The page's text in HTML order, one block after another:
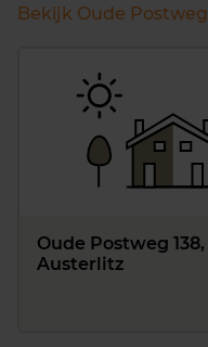
Bekijk Oude Postweg
Oude Postweg 138,
Austerlitz